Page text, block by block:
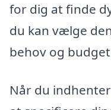
for dig at finde
du kan vælge
behov og
Når du